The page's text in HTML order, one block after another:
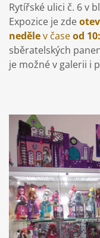
Rytířské ulici č. 6 v
Expozice je zde
nedělev časeod
sběratelských
je možné v galerii i